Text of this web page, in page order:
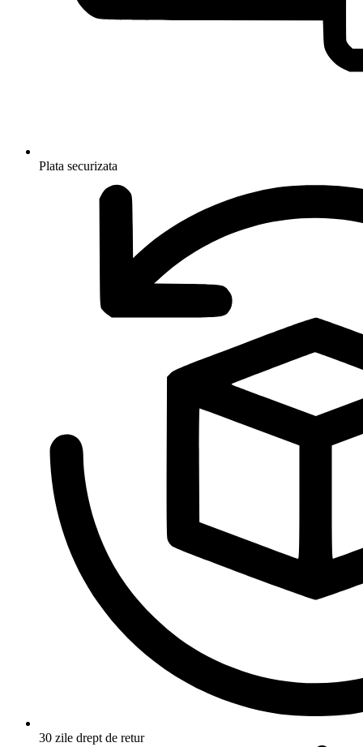
Plata securizata
30 zile drept de retur